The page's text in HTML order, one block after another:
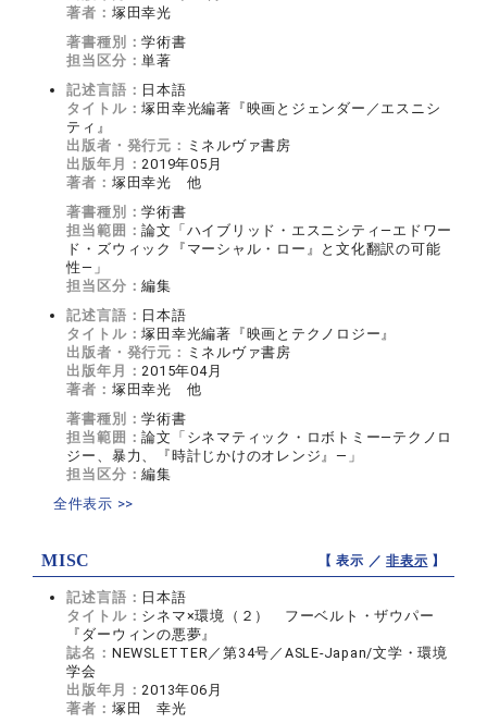
著者： 塚田幸光
著書種別：学術書
担当区分：単著
記述言語： 日本語
タイトル：塚田幸光編著『映画とジェンダー／エスニシ
ティ』
出版者・発行元： ミネルヴァ書房
出版年月： 2019年05月
著者： 塚田幸光 他
著書種別：学術書
担当範囲：論文「ハイブリッド・エスニシティ—エドワー
ド・ズウィック『マーシャル・ロー』と文化翻訳の可能
性—」
担当区分：編集
記述言語： 日本語
タイトル：塚田幸光編著『映画とテクノロジー』
出版者・発行元： ミネルヴァ書房
出版年月： 2015年04月
著者： 塚田幸光 他
著書種別：学術書
担当範囲：論文「シネマティック・ロボトミー—テクノロ
ジー、暴力、『時計じかけのオレンジ』—」
担当区分：編集
全件表示 >>
MISC 【 表示 ／非表示 】
記述言語： 日本語
タイトル： シネマ×環境（２） フーベルト・ザウパー
『ダーウィンの悪夢』
誌名： NEWSLETTER／第34号／ASLE-Japan/文学・環境
学会
出版年月： 2013年06月
著者： 塚田 幸光